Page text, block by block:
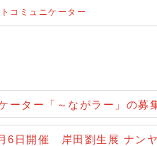
コミュニケーター
ーター「～ながラー」の募
6日開催 岸田劉生展 ナン